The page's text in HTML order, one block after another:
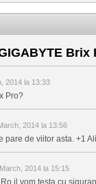
Brix
2014 la 13:33
Pro?
2014 la 13:56
pare de viitor asta. +1
2014 la 15:15
il vom testa cu